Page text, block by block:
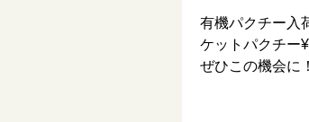
有機パクチー入
ケットパクチー
ぜひこの機会に！